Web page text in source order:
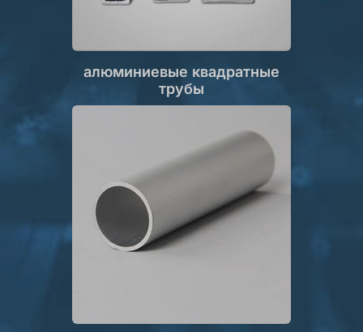
алюминиевые квадратные
трубы